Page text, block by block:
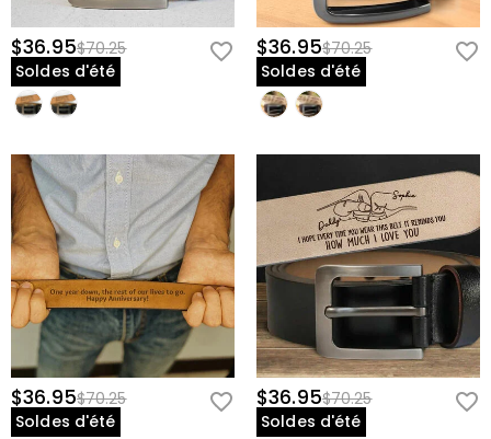
$36.95$70.25
Soldes d'été
$36.95$70.25
Soldes d'été
$36.95$70.25
Soldes d'été
$36.95$70.25
Soldes d'été